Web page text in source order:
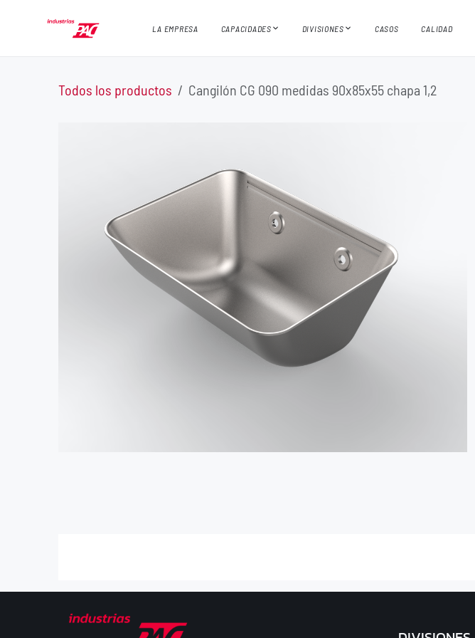
LA EMPRESA CAPACIDADES DIVISIONES CASOS CALIDAD
Todos los productos Cangilón CG 090 medidas 90x85x55 chapa 1,2